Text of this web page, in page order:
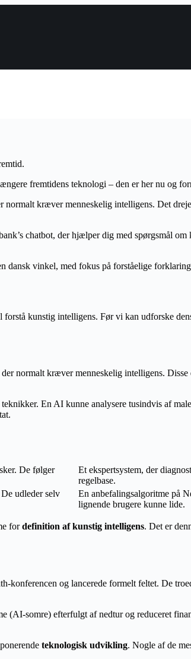
fremtidens teknologi – den er her nu og
kræver menneskelig intelligens. Det
chatbot, der hjælper dig med spørgsmål
vinkel, med fokus på forståelige
kunstig intelligens. Før vi kan udforske
normalt kræver menneskelig intelligens.
En AI kunne analysere tusindvis af
De følger
Et ekspertsystem, der
regelbase.
udleder selv
En anbefalingsalgoritme på
lignende brugere kunne lide.
fordefinition af kunstig intelligens. Det er
konferencen og lancerede formelt feltet. De
(AI-somre) efterfulgt af nedtur og reduceret
teknologisk udvikling. Nogle af de